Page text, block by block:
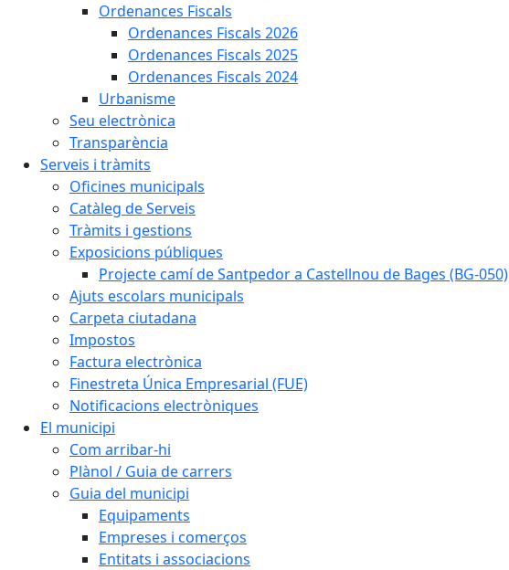
Ordenances Fiscals
Ordenances Fiscals 2026
Ordenances Fiscals 2025
Ordenances Fiscals 2024
Urbanisme
Seu electrònica
Transparència
Serveis i tràmits
Oficines municipals
Catàleg de Serveis
Tràmits i gestions
Exposicions públiques
Projecte camí de Santpedor a Castellnou de Bages (BG-050)
Ajuts escolars municipals
Carpeta ciutadana
Impostos
Factura electrònica
Finestreta Única Empresarial (FUE)
Notificacions electròniques
El municipi
Com arribar-hi
Plànol / Guia de carrers
Guia del municipi
Equipaments
Empreses i comerços
Entitats i associacions